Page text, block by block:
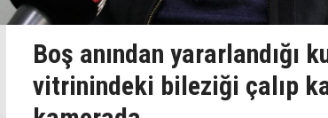
Boş anından yararlandığı
vitrinindeki bileziği çalıp